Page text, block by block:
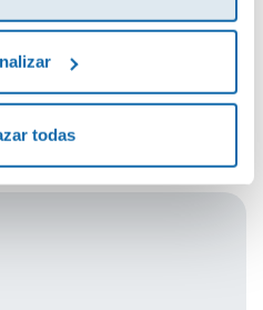
todas
tu opinión
sesión para poder valorarlo